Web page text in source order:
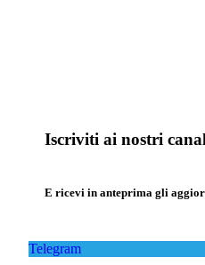
Iscriviti ai nostri
E ricevi in anteprima gli
Telegram